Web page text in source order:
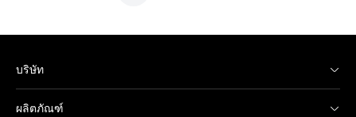
บริษัท
ผลิตภัณฑ์